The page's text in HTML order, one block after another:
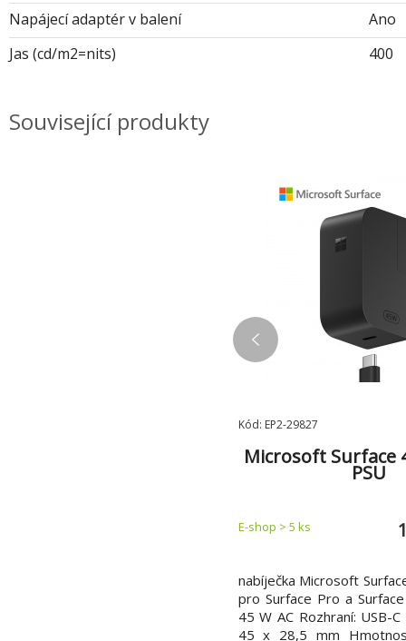
Napájecí adaptér v balení
Ano
Jas (cd/m2=nits)
400
Související produkty
Kód: EP2-29827
Microsoft Surface
PSU
E-shop > 5 ks
nabíječka Microsoft
pro Surface Pro a
45 W AC Rozhraní: USB-
45 x 28,5 mm